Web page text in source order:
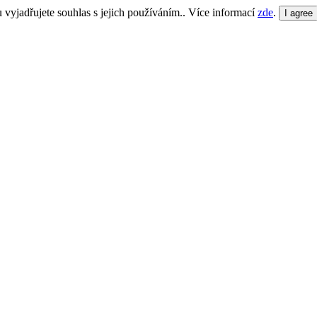
souhlas s jejich používáním.. Více informacízde. I agree